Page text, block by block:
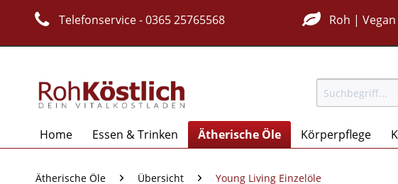
Telefonservice - 0365 25765568 Roh |
Home Essen & Trinken Ätherische Öle Körperpflege
Ätherische Öle Übersicht Young Living Einzelöle